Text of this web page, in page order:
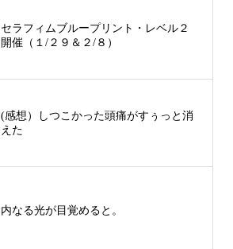
セラフィムブループリント・レベル２
開催（１/２９＆２/８）
(感想）しつこかった頭痛がすぅっと消
えた
内なる光が目覚めると。